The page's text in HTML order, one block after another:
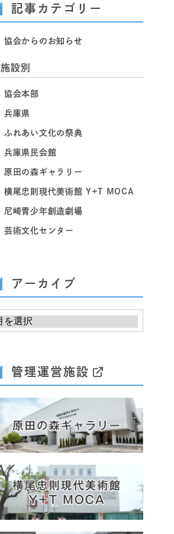
記事カテゴリー
協会からのお知らせ
施設別
協会本部
兵庫県
ふれあい文化の祭典
兵庫県民会館
原田の森ギャラリー
横尾忠則現代美術館 Y+T MOCA
尼崎青少年創造劇場
芸術文化センター
アーカイブ
管理運営施設